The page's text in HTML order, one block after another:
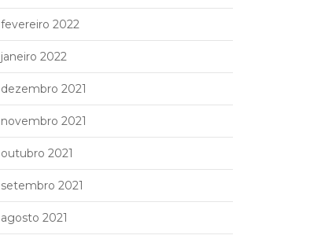
fevereiro 2022
janeiro 2022
dezembro 2021
novembro 2021
outubro 2021
setembro 2021
agosto 2021